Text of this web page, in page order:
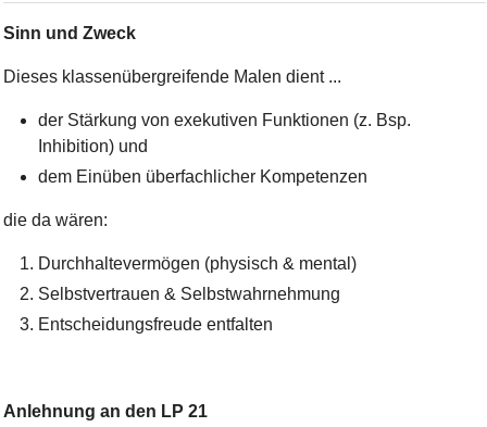
Sinn und Zweck
Dieses klassenübergreifende Malen dient ...
der Stärkung von exekutiven Funktionen (z. Bsp.
Inhibition) und
dem Einüben überfachlicher Kompetenzen
die da wären:
Durchhaltevermögen (physisch & mental)
Selbstvertrauen & Selbstwahrnehmung
Entscheidungsfreude entfalten
Anlehnung an den LP 21